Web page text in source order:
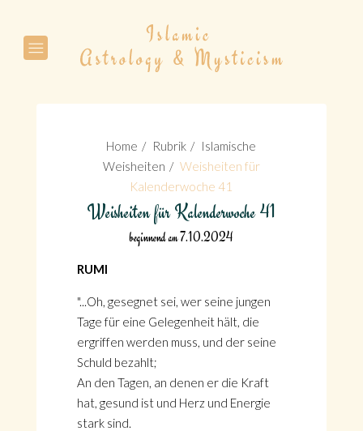
Home Rubrik
Islamische
Weisheiten
Weisheiten für
Kalenderwoche 41
Weisheiten für Kalenderwoche 41
beginnend am 7.10.2024
RUMI
"...Oh, gesegnet sei, wer seine jungen
Tage für eine Gelegenheit hält, die
ergriffen werden muss, und der seine
Schuld bezahlt;
An den Tagen, an denen er die Kraft
hat, gesund ist und Herz und Energie
stark sind.